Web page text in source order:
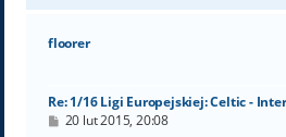
floorer
Re: 1/16 Ligi Europejskiej: Celtic - Inter
P20 lut 2015, 20:08